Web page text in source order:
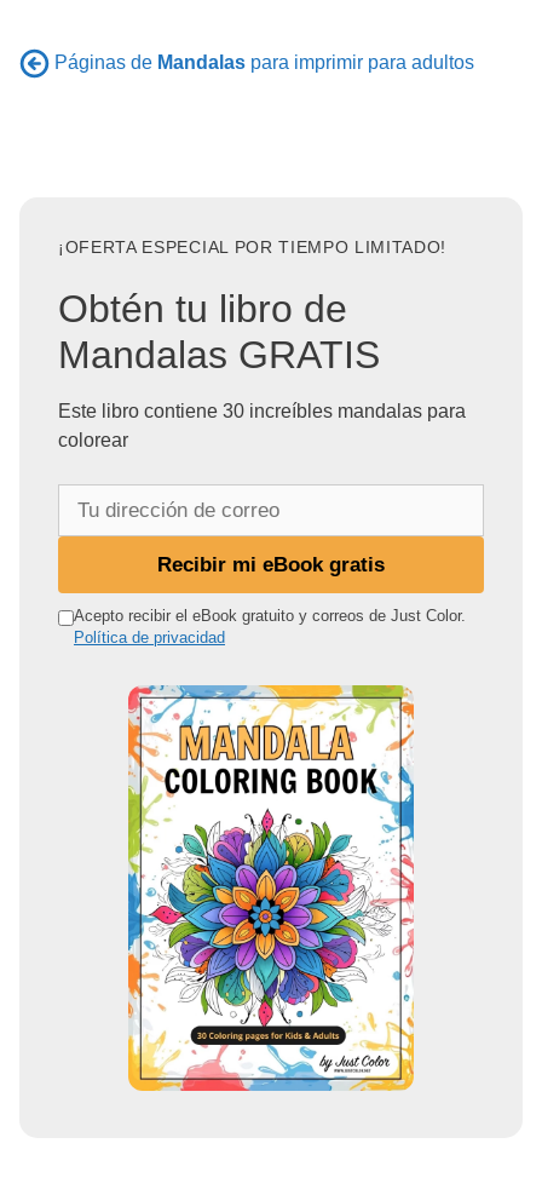
Páginas de Mandalas para imprimir para adultos
¡OFERTA ESPECIAL POR TIEMPO LIMITADO!
Obtén tu libro de
Mandalas GRATIS
Este libro contiene 30 increíbles mandalas para
colorear
r
Recibir mi eBook gratis
Acepto recibir el eBook gratuito y correos de Just Color.
Política de privacidad